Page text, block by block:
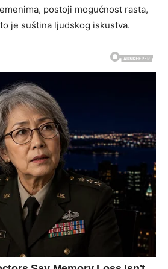
postoji mogućnost rasta,
je suština ljudskog iskustva.